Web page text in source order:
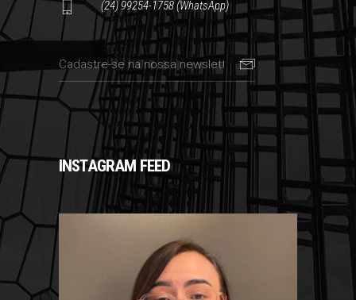
(24) 99254-1758 (WhatsApp)
INSTAGRAM FEED